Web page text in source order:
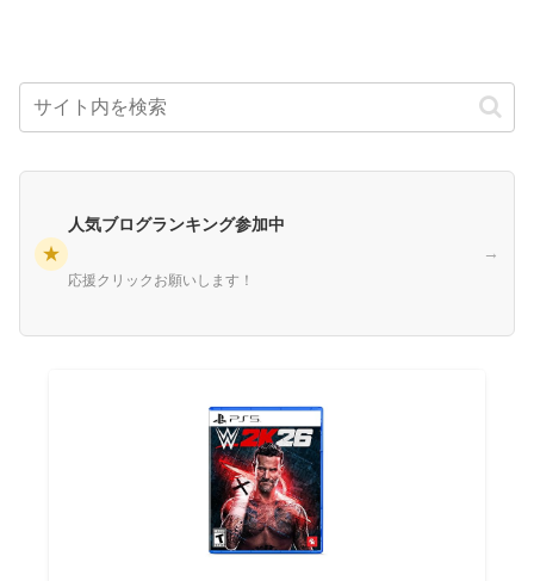
★
人気ブログランキング参加中
応援クリックお願いします！
→